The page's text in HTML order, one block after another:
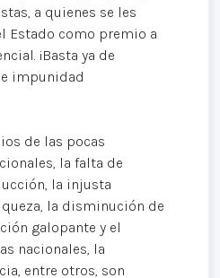
a quienes se les
Estado como premio a
¡Basta ya de
impunidad
de las pocas
la falta de
la injusta
la disminución de
galopante y el
nacionales, la
entre otros, son